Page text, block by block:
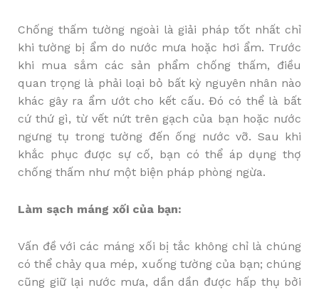
Chống thấm tường ngoài là giải pháp tốt nhất chỉ
khi tường bị ẩm do nước mưa hoặc hơi ẩm. Trước
khi mua sắm các sản phẩm chống thấm, điều
quan trọng là phải loại bỏ bất kỳ nguyên nhân nào
khác gây ra ẩm ướt cho kết cấu. Đó có thể là bất
cứ thứ gì, từ vết nứt trên gạch của bạn hoặc nước
ngưng tụ trong tường đến ống nước vỡ. Sau khi
khắc phục được sự cố, bạn có thể áp dụng thợ
chống thấm như một biện pháp phòng ngừa.
Làm sạch máng xối của bạn:
Vấn đề với các máng xối bị tắc không chỉ là chúng
có thể chảy qua mép, xuống tường của bạn; chúng
cũng giữ lại nước mưa, dần dần được hấp thụ bởi